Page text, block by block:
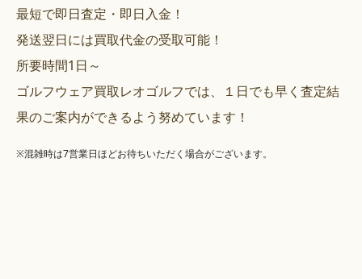
最短で即日査定・即日入金！
発送翌日には買取代金の受取可能！
所要時間1日～
ゴルフウェア買取レオゴルフでは、１日でも早く査定結
果のご案内ができるよう努めています！
※混雑時は7営業日ほどお待ちいただく場合がございます。